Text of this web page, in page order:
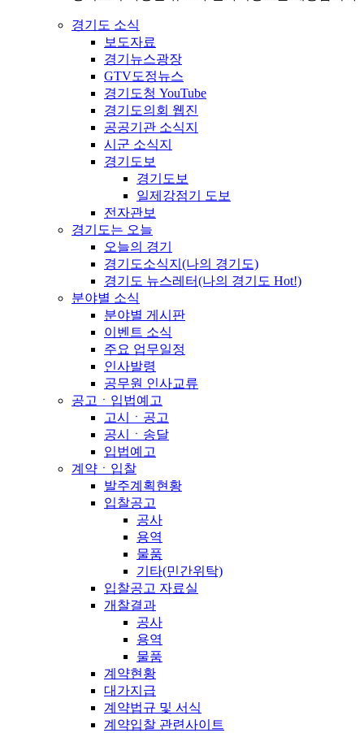
경기도 소식
보도자료
경기뉴스광장
GTV도정뉴스
경기도청 YouTube
경기도의회 웹진
공공기관 소식지
시군 소식지
경기도보
경기도보
일제강점기 도보
전자관보
경기도는 오늘
오늘의 경기
경기도소식지(나의 경기도)
경기도 뉴스레터(나의 경기도 Hot!)
분야별 소식
분야별 게시판
이벤트 소식
주요 업무일정
인사발령
공무원 인사교류
공고ㆍ입법예고
고시ㆍ공고
공시ㆍ송달
입법예고
계약ㆍ입찰
발주계획현황
입찰공고
공사
용역
물품
기타(민간위탁)
입찰공고 자료실
개찰결과
공사
용역
물품
계약현황
대가지급
계약법규 및 서식
계약입찰 관련사이트